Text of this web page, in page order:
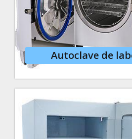
Autoclave de